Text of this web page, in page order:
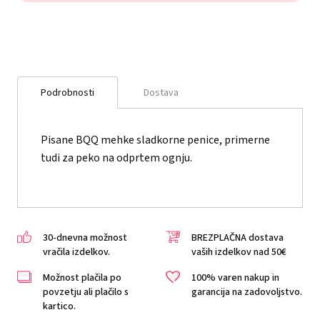
Podrobnosti Dostava
Pisane BQQ mehke sladkorne penice, primerne
tudi za peko na odprtem ognju.
30-dnevna možnost
vračila izdelkov.
BREZPLAČNA dostava
vaših izdelkov nad 50€
Možnost plačila po
povzetju ali plačilo s
kartico.
100% varen nakup in
garancija na zadovoljstvo.